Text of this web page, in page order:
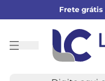
Frete grátis
Linha